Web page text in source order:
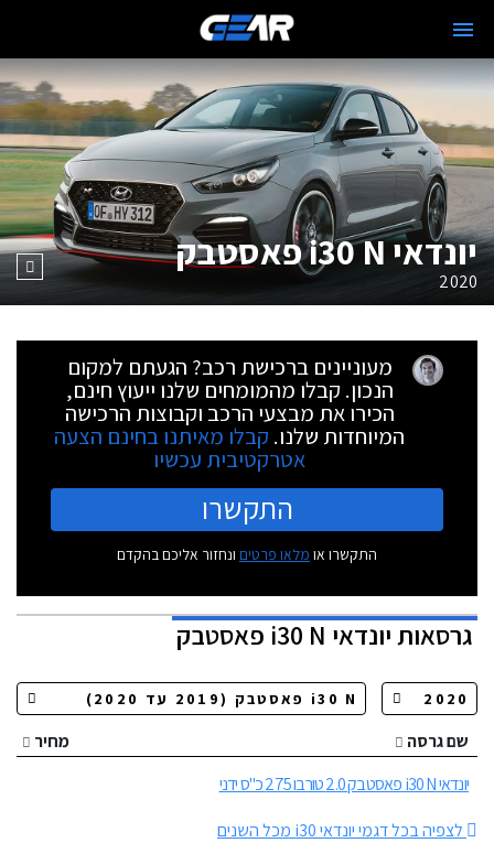
יונדאי i30 N פאסטבק
2020
מעוניינים ברכישת רכב? הגעתם למקום
הנכון. קבלו מהמומחים שלנו ייעוץ חינם,
הכירו את מבצעי הרכב וקבוצות הרכישה
המיוחדות שלנו. קבלו מאיתנו בחינם הצעה
אטרקטיבית עכשיו
התקשרו
התקשרו או מלאו פרטים ונחזור אליכם בהקדם
גרסאותיונדאי i30 N פאסטבק
שם גרסה
מחיר
יונדאי i30 N פאסטבק 2.0 טורבו 275 כ"ס ידני
לצפיה בכל דגמי יונדאי i30 מכל השנים